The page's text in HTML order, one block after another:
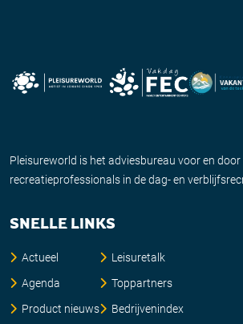
Pleisureworld is het adviesbureau voor en door
recreatieprofessionals in de dag- en
SNELLE LINKS
Actueel
Agenda
Product nieuws
Leisuretalk
Toppartners
Bedrijvenindex